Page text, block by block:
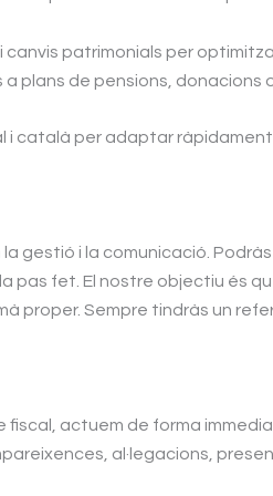
patrimonials per
plans de pensions,
català per adaptar
gestió i la comunicació.
fet. El nostre objectiu és
proper. Sempre tindràs un
fiscal, actuem de forma
al·legacions,